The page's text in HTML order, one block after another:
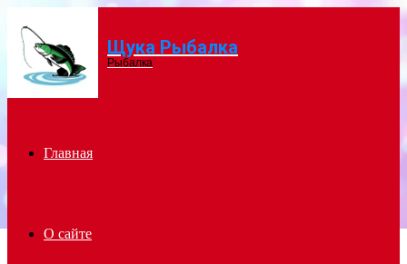
Menu Щука Рыбалка
Рыбалка
Главная
О сайте